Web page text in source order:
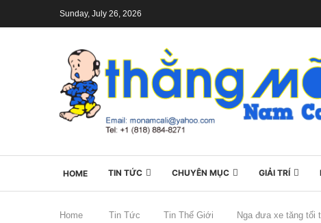
Sunday, July 26, 2026
HOME TIN TỨC CHUYÊN MỤC GIẢI TRÍ
Home Tin Tức Tin Thế Giới Nga đưa xe tăng tối